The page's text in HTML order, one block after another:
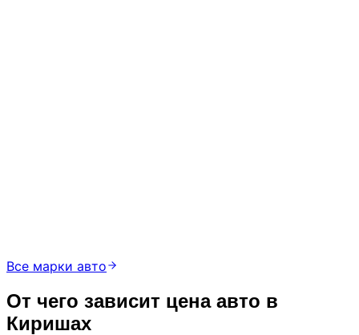
Все марки авто
От чего зависит цена авто в
Киришах